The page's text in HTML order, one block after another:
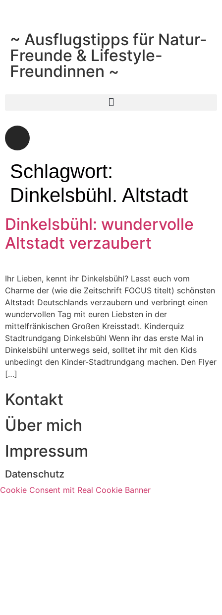
~ Ausflugstipps für Natur-
Freunde & Lifestyle-
Freundinnen ~
Schlagwort:
Dinkelsbühl. Altstadt
Dinkelsbühl: wundervolle
Altstadt verzaubert
Ihr Lieben, kennt ihr Dinkelsbühl? Lasst euch vom
Charme der (wie die Zeitschrift FOCUS titelt) schönsten
Altstadt Deutschlands verzaubern und verbringt einen
wundervollen Tag mit euren Liebsten in der
mittelfränkischen Großen Kreisstadt. Kinderquiz
Stadtrundgang Dinkelsbühl Wenn ihr das erste Mal in
Dinkelsbühl unterwegs seid, solltet ihr mit den Kids
unbedingt den Kinder-Stadtrundgang machen. Den Flyer
[…]
Kontakt
Über mich
Impressum
Datenschutz
Cookie Consent mit Real Cookie Banner